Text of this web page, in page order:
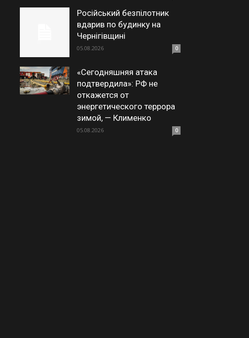
Російський безпілотник
вдарив по будинку на
Чернігівщині
05.08.2026 0
«Сегодняшняя атака
подтвердила»: РФ не
откажется от
энергетического террора
зимой, — Клименко
05.08.2026 0